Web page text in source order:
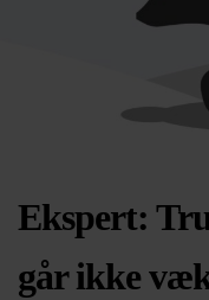
Ekspert:
går ikke